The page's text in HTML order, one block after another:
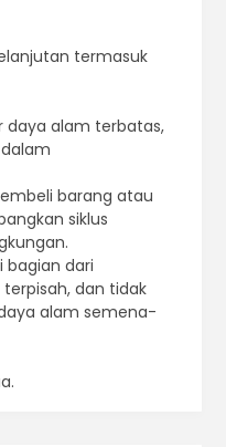
termasuk
daya alam terbatas,
barang atau
siklus
bagian dari
dan tidak
alam semena-